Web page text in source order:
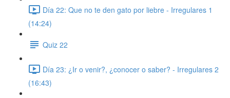
Día 22: Que no te den gato por liebre - Irregulares 1
(14:24)
Quiz 22
Día 23: ¿Ir o venir?, ¿conocer o saber? - Irregulares 2
(16:43)